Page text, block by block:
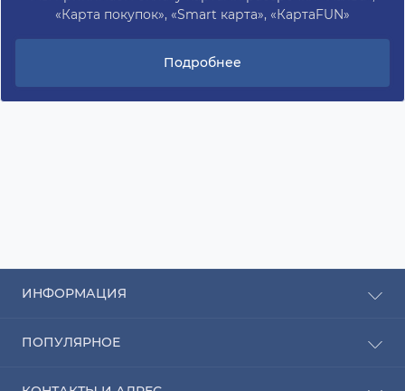
«Карта покупок», «Smart карта», «КартаFUN»
Подробнее
ИНФОРМАЦИЯ
Оплата
ПОПУЛЯРНОЕ